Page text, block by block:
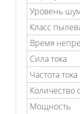
Уровень
Класс
Время
Сила тока
Частота тока
Количество
Мощность